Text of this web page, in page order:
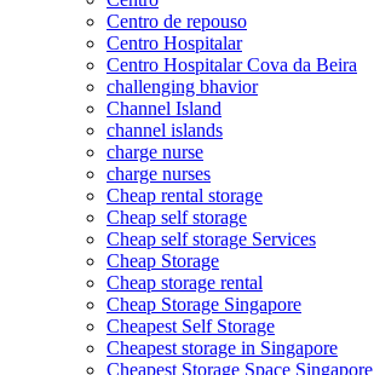
Centro de repouso
Centro Hospitalar
Centro Hospitalar Cova da Beira
challenging bhavior
Channel Island
channel islands
charge nurse
charge nurses
Cheap rental storage
Cheap self storage
Cheap self storage Services
Cheap Storage
Cheap storage rental
Cheap Storage Singapore
Cheapest Self Storage
Cheapest storage in Singapore
Cheapest Storage Space Singapore